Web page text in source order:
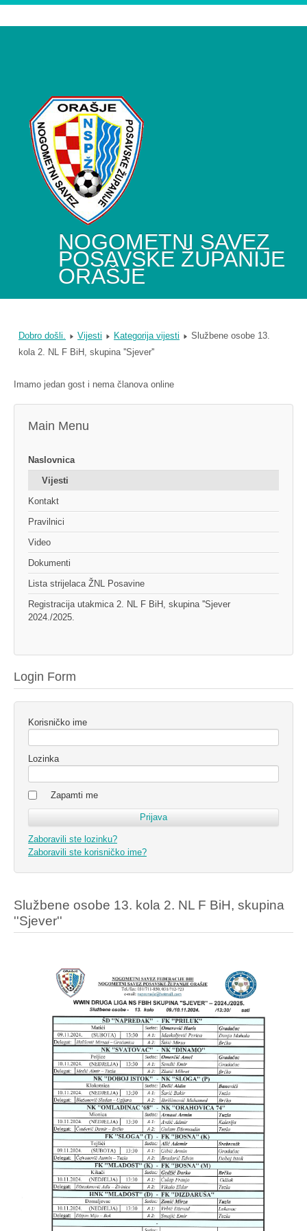
NOGOMETNI SAVEZ
POSAVSKE ŽUPANIJE
ORAŠJE
Dobro došli. Vijesti Kategorija vijesti
Službene osobe 13.
kola 2. NL F BiH, skupina ''Sjever''
Imamo jedan gost i nema članova online
Main Menu
Naslovnica
Vijesti
Kontakt
Pravilnici
Video
Dokumenti
Lista strijelaca ŽNL Posavine
Registracija utakmica 2. NL F BiH, skupina ''Sjever
2024./2025.
Login Form
Korisničko ime
Lozinka
Zapamti me
Zaboravili ste lozinku?
Zaboravili ste korisničko ime?
Službene osobe 13. kola 2. NL F BiH, skupina
''Sjever''